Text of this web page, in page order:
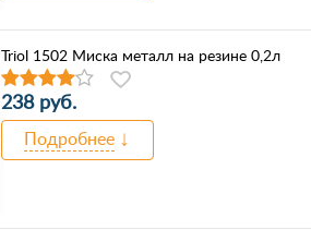
Triol 1502 Миска металл на резине 0,2л
238 руб.
Подробнее